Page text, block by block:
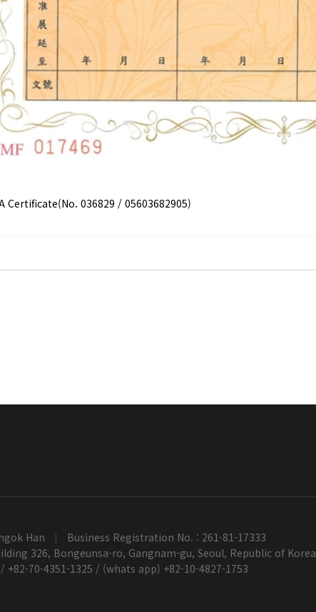
Certificate(No. 036829 / 05603682905)
Han |
Business Registration No. : 261-81-17333
326, Bongeunsa-ro, Gangnam-gu, Seoul, Republic of Korea
+82-70-4351-1325 / (whats app) +82-10-4827-1753